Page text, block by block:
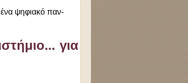
ψηφιακό παν-
για